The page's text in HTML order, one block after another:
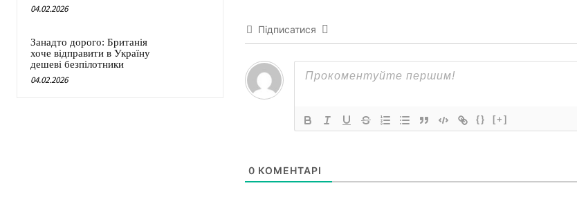
04.02.2026
Занадто дорого: Британія
хоче відправити в Україну
дешеві безпілотники
04.02.2026
Підписатися
{} [+]
0 КОМЕНТАРІ